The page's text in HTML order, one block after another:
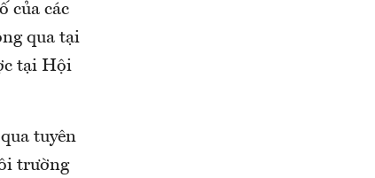
của các
qua tại
tại Hội
tuyên
trường